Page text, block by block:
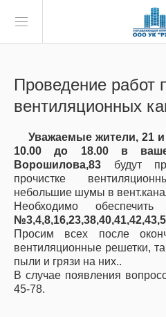
Проведение работ
вентиляционных
Уважаемые жители, 21 и
10.00 до 18.00 в
Ворошилова,83 будут
прочистке
небольшие шумы в
Необходимо
Просим всех после
вентиляционные решетки,
пыли и грязи на них..
В случае появления
45-78.